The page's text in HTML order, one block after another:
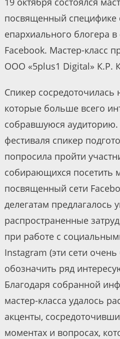
посвященный специфике
епархиального блогера
Facebook. Мастер-класс
ООО «5plus1 Digital» К.Р.
Спикер сосредоточилась
которые больше всего
собравшуюся
фестиваля спикер
попросила пройти
собирающихся посетить
посвященный сети
делегатам предлагалось
распространенные
при работе с
Instagram (эти сети очень
обозначить ряд
Благодаря собранной
мастер-класса удалось
акценты,
моментах и вопросах,